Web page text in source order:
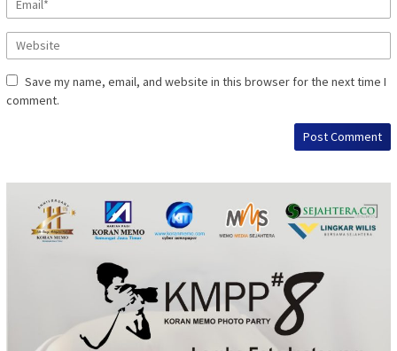
Save my name, email, and website in this browser for the next time I
comment.